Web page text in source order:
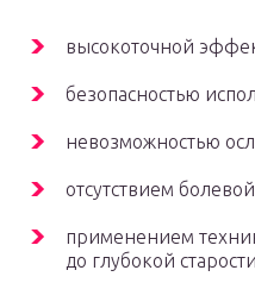
высокоточной
безопасностью
невозможностью
отсутствием
применением
до глубокой